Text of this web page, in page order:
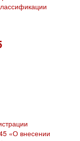
«О внесении